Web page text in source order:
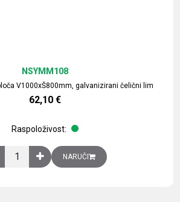
V1000xŠ800mm, galvanizirani čelični lim
NSYMM108
62,10 €
Raspoloživost:
Obična montažna ploča V1000xŠ800mm,
NARUČI